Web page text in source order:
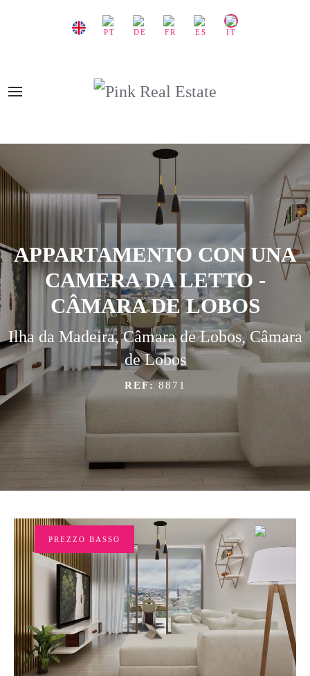
APPARTAMENTO CON UNA
CAMERA DA LETTO -
CÂMARA DE LOBOS
Ilha da Madeira, Câmara de Lobos, Câmara
de Lobos
REF: 8871
PREZZO BASSO